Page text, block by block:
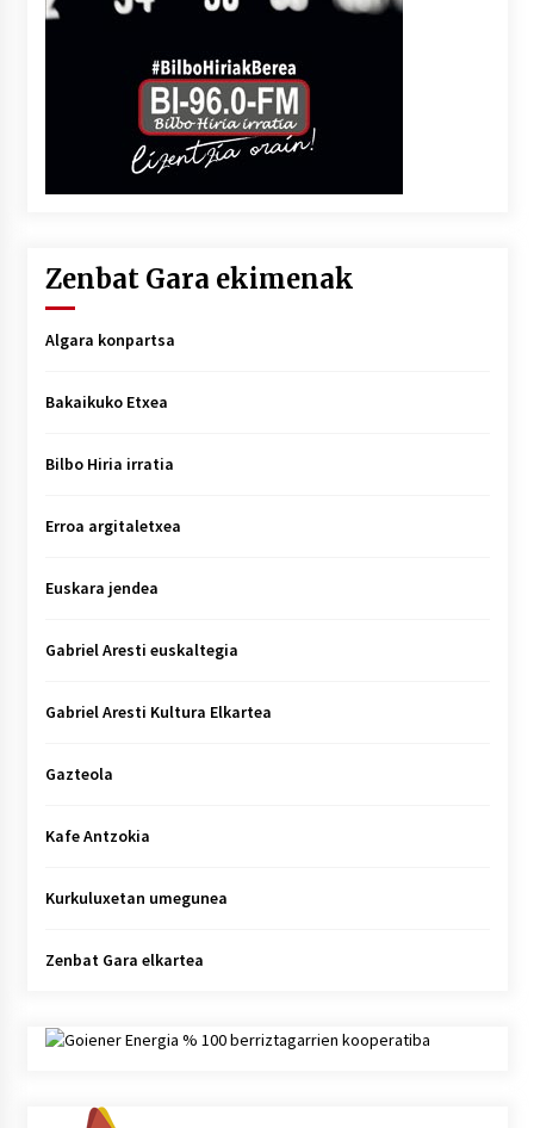
Zenbat Gara ekimenak
Algara konpartsa
Bakaikuko Etxea
Bilbo Hiria irratia
Erroa argitaletxea
Euskara jendea
Gabriel Aresti euskaltegia
Gabriel Aresti Kultura Elkartea
Gazteola
Kafe Antzokia
Kurkuluxetan umegunea
Zenbat Gara elkartea